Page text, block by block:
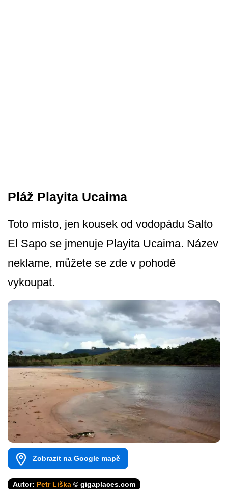
Pláž Playita Ucaima
Toto místo, jen kousek od vodopádu Salto
El Sapo se jmenuje Playita Ucaima. Název
neklame, můžete se zde v pohodě
vykoupat.
Zobrazit na Google mapě
Autor: Petr Liška © gigaplaces.com